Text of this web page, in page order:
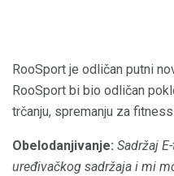
RooSport je odličan putni
RooSport bi bio odličan
trčanju, spremanju za
Obelodanjivanje: Sadržaj
uređivačkog sadržaja i mi